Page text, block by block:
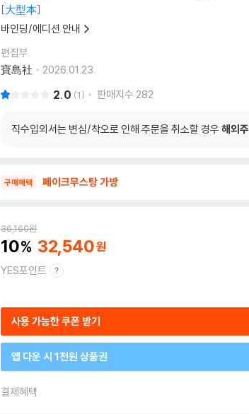
大型本
바인딩/에디션 안내
편집부
寶島社
2026.01.23.
2.0 1 판매지수 282
직수입외서는 변심/착오로 인해 주문을 취소할 경우 해외
구매혜택 페이크무스탕 가방
36,160원
10 32,540
YES포인트
사용 가능한 쿠폰 받기
앱 다운 시 1천원 상품권
결제혜택